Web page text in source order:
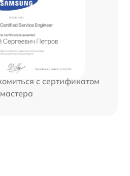
с сертификатом
мастера